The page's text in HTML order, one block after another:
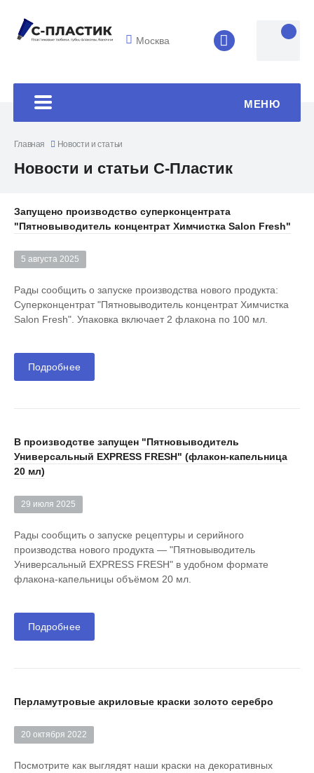
Москва 8 (4852) 33-
МЕНЮ
Главная Новости и статьи
Новости и статьи С-Пластик
Запущено производство суперконцентрата
"Пятновыводитель концентрат Химчистка Salon Fresh"
5 августа 2025
Рады сообщить о запуске производства нового продукта:
Суперконцентрат "Пятновыводитель концентрат Химчистка
Salon Fresh". Упаковка включает 2 флакона по 100 мл.
Подробнее
В производстве запущен "Пятновыводитель
Универсальный EXPRESS FRESH" (флакон-капельница
20 мл)
29 июля 2025
Рады сообщить о запуске рецептуры и серийного
производства нового продукта — "Пятновыводитель
Универсальный EXPRESS FRESH" в удобном формате
флакона-капельницы объёмом 20 мл.
Подробнее
Перламутровые акриловые краски золото серебро
20 октября 2022
Посмотрите как выглядят наши краски на декоративных